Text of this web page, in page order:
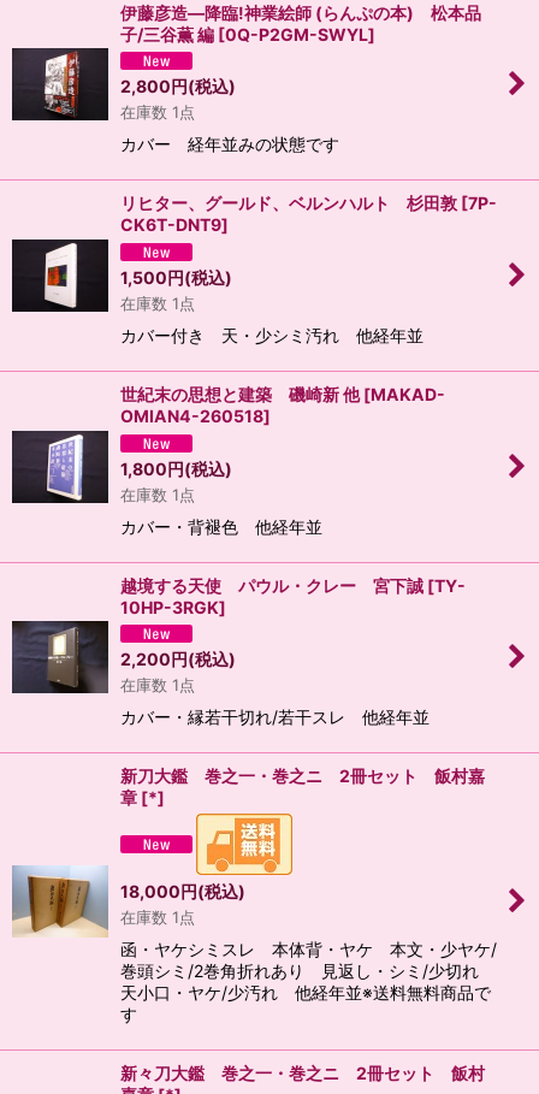
伊藤彦造―降臨!神業絵師 (らんぷの本) 松本品
子/三谷薫 編 [0Q-P2GM-SWYL]
2,800円(税込)
在庫数 1点
カバー 経年並みの状態です
リヒター、グールド、ベルンハルト 杉田敦 [7P-
CK6T-DNT9]
1,500円(税込)
在庫数 1点
カバー付き 天・少シミ汚れ 他経年並
世紀末の思想と建築 磯崎新 他 [MAKAD-
OMIAN4-260518]
1,800円(税込)
在庫数 1点
カバー・背褪色 他経年並
越境する天使 パウル・クレー 宮下誠 [TY-
10HP-3RGK]
2,200円(税込)
在庫数 1点
カバー・縁若干切れ/若干スレ 他経年並
新刀大鑑 巻之一・巻之ニ 2冊セット 飯村嘉
章 [*]
18,000円(税込)
在庫数 1点
函・ヤケシミスレ 本体背・ヤケ 本文・少ヤケ/
巻頭シミ/2巻角折れあり 見返し・シミ/少切れ
天小口・ヤケ/少汚れ 他経年並※送料無料商品で
す
新々刀大鑑 巻之一・巻之ニ 2冊セット 飯村